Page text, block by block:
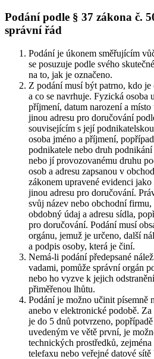
Podání podle § 37 zákona č.
správní řád
Podání je úkonem směřujícím
se posuzuje podle svého
na to, jak je označeno.
Z podání musí být patrno, kdo je
a co se navrhuje. Fyzická osoba
příjmení, datum narození a
jinou adresu pro doručování
souvisejícím s její
osoba jméno a příjmení,
podnikatele nebo druh
nebo jí provozovanému druhu
osob a adresu zapsanou v
zákonem upravené evidenci
jinou adresu pro doručování.
svůj název nebo obchodní
obdobný údaj a adresu sídla,
pro doručování. Podání musí
orgánu, jemuž je určeno, další
a podpis osoby, která je činí.
Nemá-li podání předepsané
vadami, pomůže správní orgán
nebo ho vyzve k jejich
přiměřenou lhůtu.
Podání je možno učinit písemně
anebo v elektronické podobě.
je do 5 dnů potvrzeno,
uvedeným ve větě první, je
technických prostředků,
telefaxu nebo veřejné datové